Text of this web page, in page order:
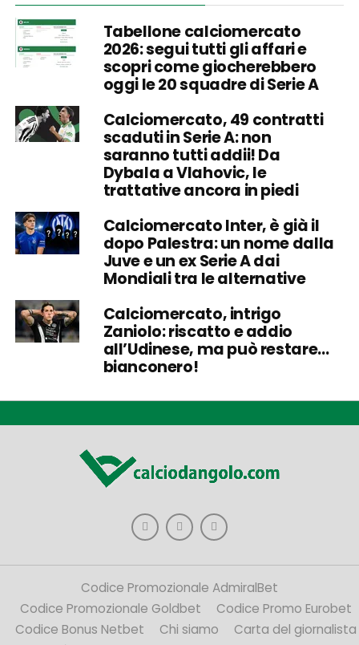
Tabellone calciomercato
2026: segui tutti gli affari e
scopri come giocherebbero
oggi le 20 squadre di Serie A
Calciomercato, 49 contratti
scaduti in Serie A: non
saranno tutti addii! Da
Dybala a Vlahovic, le
trattative ancora in piedi
Calciomercato Inter, è già il
dopo Palestra: un nome dalla
Juve e un ex Serie A dai
Mondiali tra le alternative
Calciomercato, intrigo
Zaniolo: riscatto e addio
all’Udinese, ma può restare…
bianconero!
Codice Promozionale AdmiralBet
Codice Promozionale Goldbet
Codice Promo Eurobet
Codice Bonus Netbet
Chi siamo
Carta del giornalista